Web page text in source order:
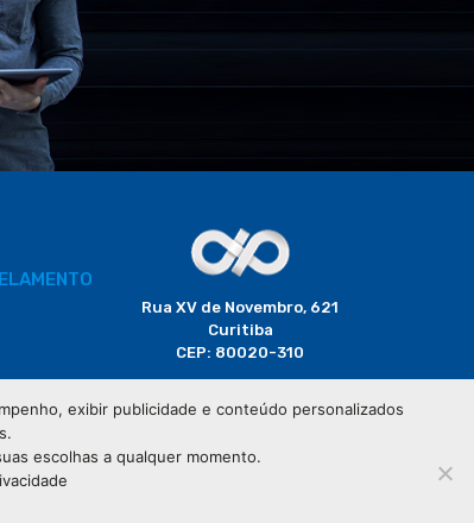
Rua XV de Novembro, 621
Curitiba
CEP: 80020-310
(41) 3320-2929
exibir publicidade e conteúdo personalizados
escolhas a qualquer momento.